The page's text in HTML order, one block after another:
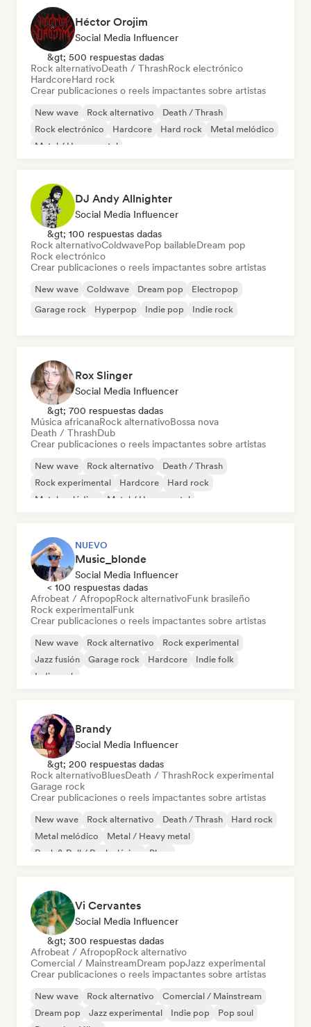
Héctor Orojim
Social Media Influencer
&gt; 500 respuestas dadas
Rock alternativoDeath / ThrashRock electrónico
HardcoreHard rock
Crear publicaciones o reels impactantes sobre artistas
New wave Rock alternativo
Death / Thrash
Rock electrónico
Hardcore Hard rock
Metal melódico
Metal / Heavy metal
DJ Andy Allnighter
Social Media Influencer
&gt; 100 respuestas dadas
Rock alternativoColdwavePop bailableDream pop
Rock electrónico
Crear publicaciones o reels impactantes sobre artistas
New wave Coldwave Dream pop
Electropop
Garage rock
Hyperpop Indie pop Indie rock
Rox Slinger
Social Media Influencer
&gt; 700 respuestas dadas
Música africanaRock alternativoBossa nova
Death / ThrashDub
Crear publicaciones o reels impactantes sobre artistas
New wave Rock alternativo
Death / Thrash
Rock experimental
Hardcore
Hard rock
Metal melódico
Metal / Heavy metal
NUEVO
Music_blonde
Social Media Influencer
< 100 respuestas dadas
Afrobeat / AfropopRock alternativoFunk brasileño
Rock experimentalFunk
Crear publicaciones o reels impactantes sobre artistas
New wave Rock alternativo
Rock experimental
Jazz fusión
Garage rock Hardcore
Indie folk
Indie rock
Brandy
Social Media Influencer
&gt; 200 respuestas dadas
Rock alternativoBluesDeath / ThrashRock experimental
Garage rock
Crear publicaciones o reels impactantes sobre artistas
New wave Rock alternativo Death / Thrash
Hard rock
Metal melódico
Metal / Heavy metal
Rock & Roll / Rock clásico
Blues
Vi Cervantes
Social Media Influencer
&gt; 300 respuestas dadas
Afrobeat / AfropopRock alternativo
Comercial / MainstreamDream popJazz experimental
Crear publicaciones o reels impactantes sobre artistas
New wave Rock alternativo
Comercial / Mainstream
Dream pop
Jazz experimental Indie pop
Pop soul